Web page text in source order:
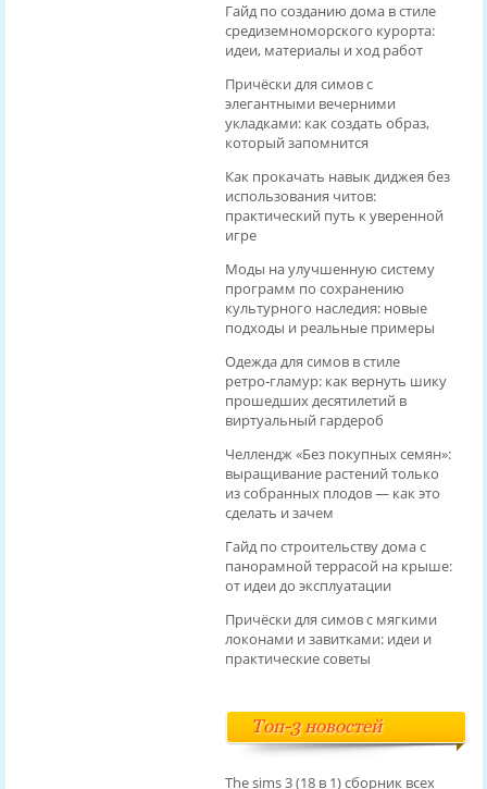
Гайд по созданию дома в стиле
средиземноморского курорта:
идеи, материалы и ход работ
Причёски для симов с
элегантными вечерними
укладками: как создать образ,
который запомнится
Как прокачать навык диджея без
использования читов:
практический путь к уверенной
игре
Моды на улучшенную систему
программ по сохранению
культурного наследия: новые
подходы и реальные примеры
Одежда для симов в стиле
ретро‑гламур: как вернуть шику
прошедших десятилетий в
виртуальный гардероб
Челлендж «Без покупных семян»:
выращивание растений только
из собранных плодов — как это
сделать и зачем
Гайд по строительству дома с
панорамной террасой на крыше:
от идеи до эксплуатации
Причёски для симов с мягкими
локонами и завитками: идеи и
практические советы
Топ-3 новостей
The sims 3 (18 в 1) сборник всех